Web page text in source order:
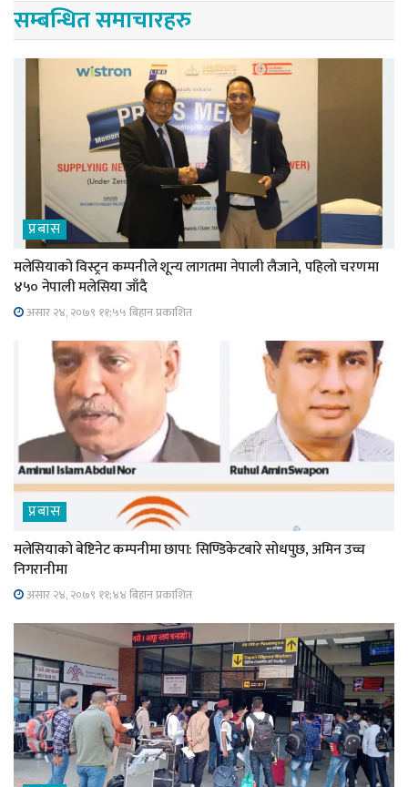
सम्बन्धित समाचारहरु
प्रबास
मलेसियाको विस्ट्रन कम्पनीले शून्य लागतमा नेपाली लैजाने, पहिलो चरणमा
४५० नेपाली मलेसिया जाँदै
असार २४, २०७९ ११;५५ बिहान प्रकाशित
प्रबास
मलेसियाको बेष्टिनेट कम्पनीमा छापा: सिण्डिकेटबारे सोधपुछ, अमिन उच्च
निगरानीमा
असार २४, २०७९ ११;४४ बिहान प्रकाशित